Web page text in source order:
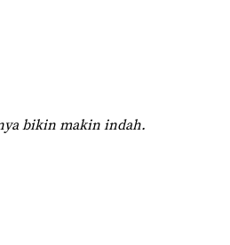
bikin makin indah.